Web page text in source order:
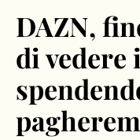
DAZN,
di vedere